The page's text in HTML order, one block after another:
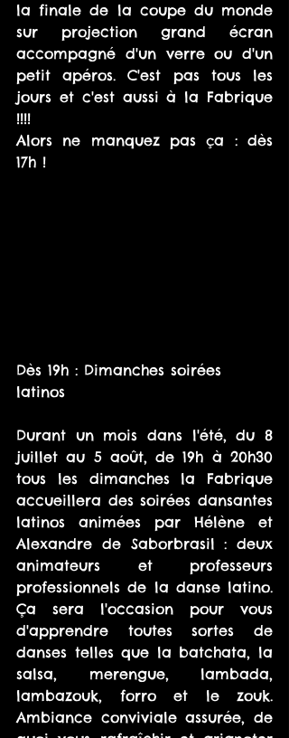
la finale de la coupe du monde
sur projection grand écran
accompagné d'un verre ou d'un
petit apéros. C'est pas tous les
jours et c'est aussi à la Fabrique
!!!!
Alors ne manquez pas ça : dès
17h !
Dès 19h : Dimanches soirées
latinos
Durant un mois dans l'été, du 8
juillet au 5 août, de 19h à 20h30
tous les dimanches la Fabrique
accueillera des soirées dansantes
latinos animées par Hélène et
Alexandre de Saborbrasil : deux
animateurs et professeurs
professionnels de la danse latino.
Ça sera l'occasion pour vous
d'apprendre toutes sortes de
danses telles que la batchata, la
salsa, merengue, lambada,
lambazouk, forro et le zouk.
Ambiance conviviale assurée, de